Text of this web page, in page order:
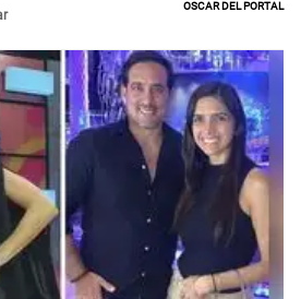
Oscar del Portal